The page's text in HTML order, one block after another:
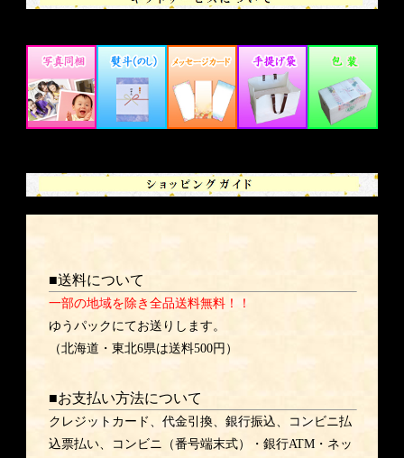
■送料について
一部の地域を除き全品送料無料！！
ゆうパックにてお送りします。
（北海道・東北6県は送料500円）
■お支払い方法について
クレジットカード、代金引換、銀行振込、コンビニ払
込票払い、コンビニ（番号端末式）・銀行ATM・ネッ